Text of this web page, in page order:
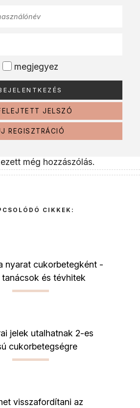
megjegyez
JELSZÓ
REGISZTRÁCIÓ
még hozzászólás.
CIKKEK:
nyarat cukorbetegként -
és tévhitek
jelek utalhatnak 2-es
cukorbetegségre
visszafordítani az